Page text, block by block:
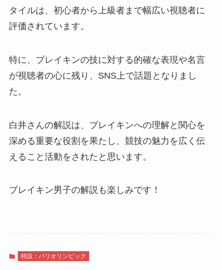
タイルは、初心者から上級者まで幅広い視聴者に
評価されています。
特に、ブレイキンの技に対する的確な表現や名言
が視聴者の心に残り、SNS上で話題となりまし
た。
白井さんの解説は、ブレイキンへの理解と関心を
深める重要な役割を果たし、競技の魅力を広く伝
えること活動をされたと思います。
ブレイキン男子の解説も楽しみです！
特設：パリオリンピック